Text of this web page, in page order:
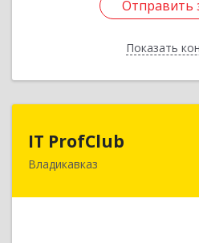
Отправить
Показать
Отправить
Назад
IT ProfClub
Владикавказ362045, Северная